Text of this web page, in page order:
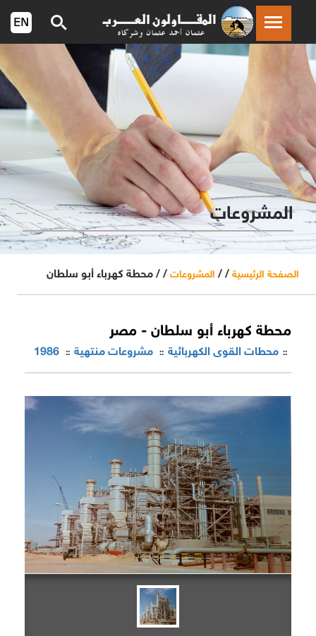
المشروعات
الصفحة الرئيسية / / المشروعات / / محطة كهرباء أبو سلطان
محطة كهرباء أبو سلطان - مصر
1986:: مشروعات منتهية:: محطات القوى الكهربائية::